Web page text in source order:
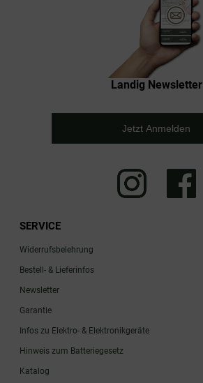
Landig Newsletter
Jetzt Anmelden
SERVICE
Widerrufsbelehrung
Bestell- & Lieferinfos
Newsletter
Garantie
Infos zu Elektro- & Elektronikgeräte
Hinweis zum Batteriegesetz
Katalog